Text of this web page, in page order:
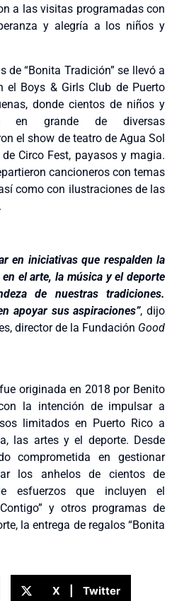
a las visitas programadas con
y alegría a los niños y
de “Bonita Tradición” se llevó a
el Boys & Girls Club de Puerto
donde cientos de niños y
en grande de diversas
el show de teatro de Agua Sol
Circo Fest, payasos y magia.
cancioneros con temas
como con ilustraciones de las
en iniciativas que respalden la
el arte, la música y el deporte
de nuestras tradiciones.
apoyar sus aspiraciones”, dijo
director de la Fundación Good
originada en 2018 por Benito
la intención de impulsar a
limitados en Puerto Rico a
las artes y el deporte. Desde
comprometida en gestionar
los anhelos de cientos de
esfuerzos que incluyen el
y otros programas de
la entrega de regalos “Bonita
X | Twitter